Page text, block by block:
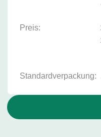
Preis:
Standardverpackung: